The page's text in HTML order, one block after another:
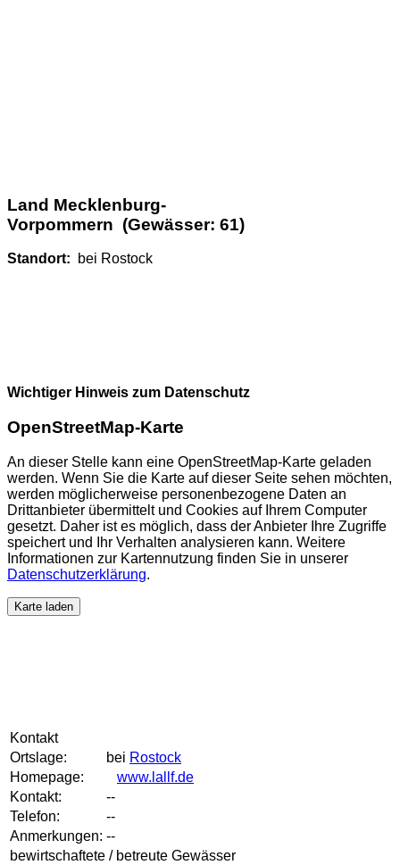
Land Mecklenburg-
Vorpommern (Gewässer: 61)
Standort: bei Rostock
Wichtiger Hinweis zum Datenschutz
OpenStreetMap-Karte
An dieser Stelle kann eine OpenStreetMap-Karte geladen
werden. Wenn Sie die Karte auf dieser Seite sehen möchten,
werden möglicherweise personenbezogene Daten an
Drittanbieter übermittelt und Cookies auf Ihrem Computer
gesetzt. Daher ist es möglich, dass der Anbieter Ihre Zugriffe
speichert und Ihr Verhalten analysieren kann. Weitere
Informationen zur Kartennutzung finden Sie in unserer
Datenschutzerklärung.
Karte laden
Kontakt
Ortslage:
bei Rostock
Homepage:
www.lallf.de
Kontakt:
--
Telefon:
--
Anmerkungen: --
bewirtschaftete / betreute Gewässer